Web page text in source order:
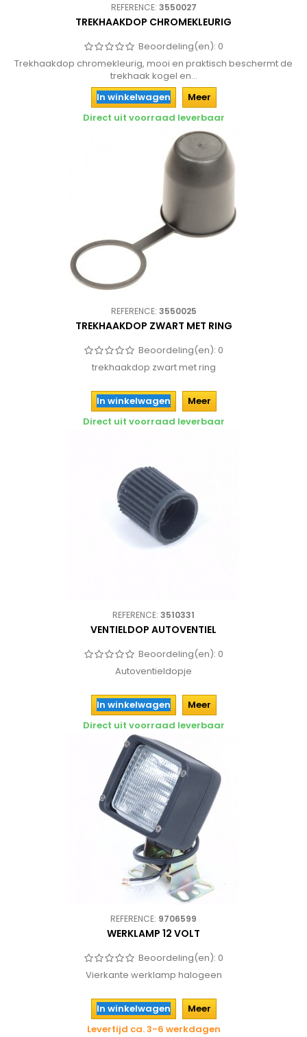
REFERENCE: 3550027
TREKHAAKDOP CHROMEKLEURIG
Beoordeling(en): 0
Trekhaakdop chromekleurig, mooi en praktisch beschermt de
trekhaak kogel en...
In winkelwagen
Meer
Direct uit voorraad leverbaar
REFERENCE: 3550025
TREKHAAKDOP ZWART MET RING
Beoordeling(en): 0
trekhaakdop zwart met ring
In winkelwagen
Meer
Direct uit voorraad leverbaar
REFERENCE: 3510331
VENTIELDOP AUTOVENTIEL
Beoordeling(en): 0
Autoventieldopje
In winkelwagen
Meer
Direct uit voorraad leverbaar
REFERENCE: 9706599
WERKLAMP 12 VOLT
Beoordeling(en): 0
Vierkante werklamp halogeen
In winkelwagen
Meer
Levertijd ca. 3-6 werkdagen